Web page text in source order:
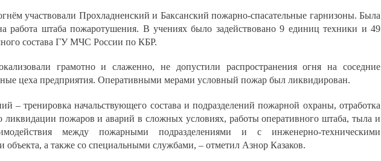
участвовали Прохладненский и Баксанский пожарно-спасательные гарнизоны. Была
работа штаба пожаротушения. В учениях было задействовано 9 единиц техники и 49
состава ГУ МЧС России по КБР.
грамотно и слаженно, не допустили распространения огня на соседние
цеха предприятия. Оперативными мерами условный пожар был ликвидирован.
– тренировка начальствующего состава и подразделений пожарной охраны, отработка
ликвидации пожаров и аварий в сложных условиях, работы оперативного штаба, тыла и
между пожарными подразделениями и с инженерно-техническими
объекта, а также со специальными службами, – отметил Азнор Казаков.